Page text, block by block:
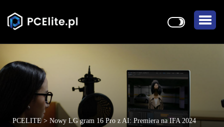
PCELITE> Nowy LG gram 16 Pro z AI: Premiera na IFA 2024